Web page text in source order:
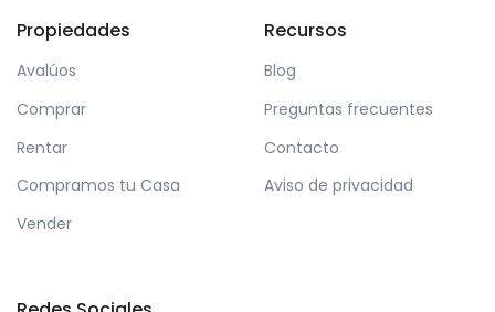
Propiedades
Avalúos
Comprar
Rentar
Compramos tu Casa
Vender
Recursos
Blog
Preguntas frecuentes
Contacto
Aviso de privacidad